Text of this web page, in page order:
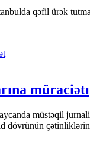
qəfil ürək
müraciətı
müstəqil
dövrünün